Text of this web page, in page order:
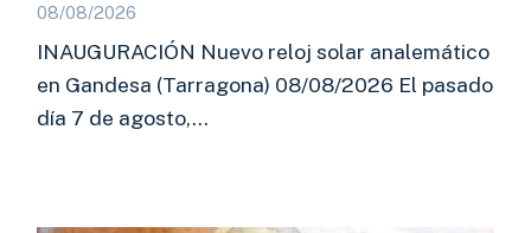
08/08/2026
INAUGURACIÓN Nuevo reloj solar analemático
en Gandesa (Tarragona) 08/08/2026 El pasado
día 7 de agosto,…